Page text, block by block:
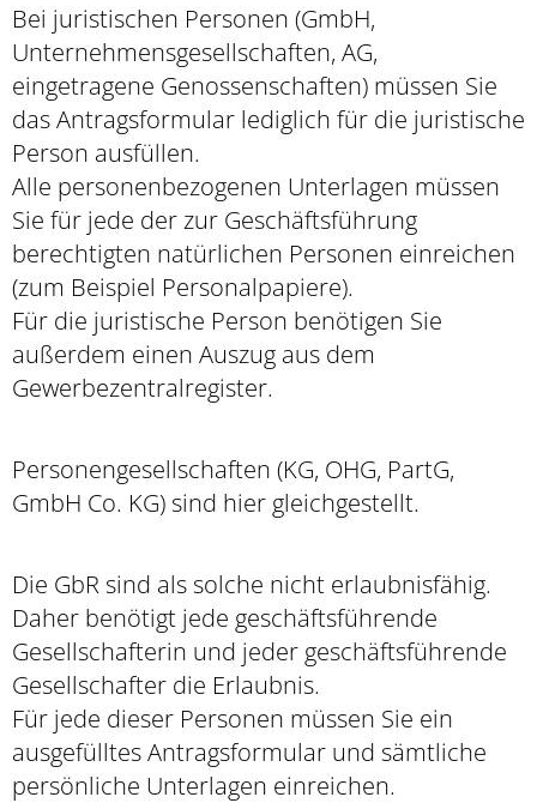
Bei juristischen Personen (GmbH,
Unternehmensgesellschaften, AG,
eingetragene Genossenschaften) müssen Sie
das Antragsformular lediglich für die juristische
Person ausfüllen.
Alle personenbezogenen Unterlagen müssen
Sie für jede der zur Geschäftsführung
berechtigten natürlichen Personen einreichen
(zum Beispiel Personalpapiere).
Für die juristische Person benötigen Sie
außerdem einen Auszug aus dem
Gewerbezentralregister.
Personengesellschaften (KG, OHG, PartG,
GmbH Co. KG) sind hier gleichgestellt.
Die GbR sind als solche nicht erlaubnisfähig.
Daher benötigt jede geschäftsführende
Gesellschafterin und jeder geschäftsführende
Gesellschafter die Erlaubnis.
Für jede dieser Personen müssen Sie ein
ausgefülltes Antragsformular und sämtliche
persönliche Unterlagen einreichen.